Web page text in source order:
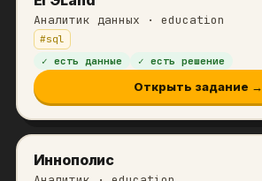
Аналитик данных · education
#sql
✓ есть данные
✓ есть решение
Открыть задание →
Иннополис